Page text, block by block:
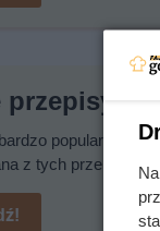
na
popularną
z tych przepisów